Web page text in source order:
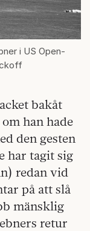
i US Open-
bakåt
han hade
den gesten
har tagit sig
redan vid
på att slå
mänsklig
retur